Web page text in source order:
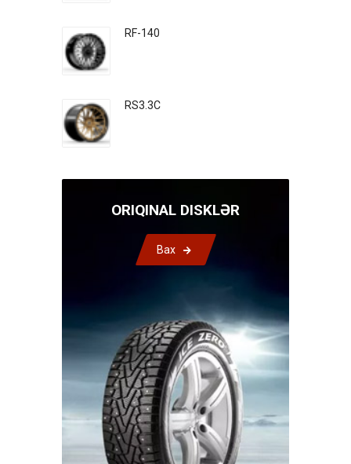
RF-140
RS3.3C
ORIQINAL DISKLƏR
Bax